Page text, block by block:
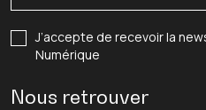
J’accepte de recevoir la
Numérique
Nous retrouver